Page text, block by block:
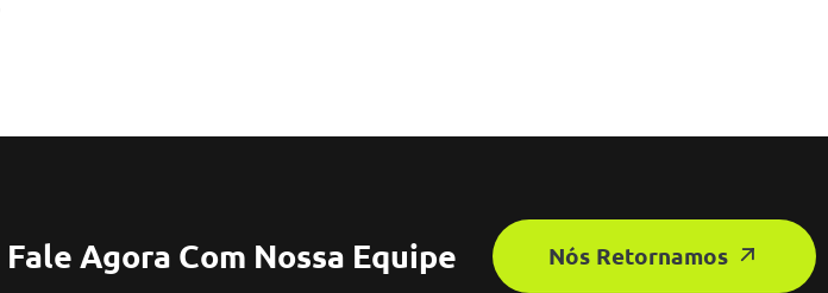
Fale Agora Com Nossa Equipe Nós Retornamos